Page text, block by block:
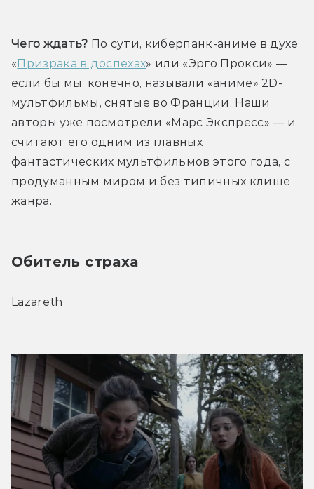
Чего ждать? По сути, киберпанк-аниме в духе
«Призрака в доспехах» или «Эрго Прокси» —
если бы мы, конечно, называли «аниме» 2D­-
мультфильмы, снятые во Франции. Наши
авторы уже посмотрели «Марс Экспресс» — и
считают его одним из главных
фантастических мультфильмов этого года, с
продуманным миром и без типичных клише
жанра.
Обитель страха
Lazareth